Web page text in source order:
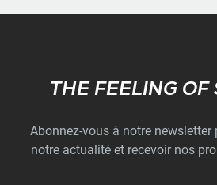
THE FEELING OF
Abonnez-vous à notre newsletter
notre actualité et recevoir nos